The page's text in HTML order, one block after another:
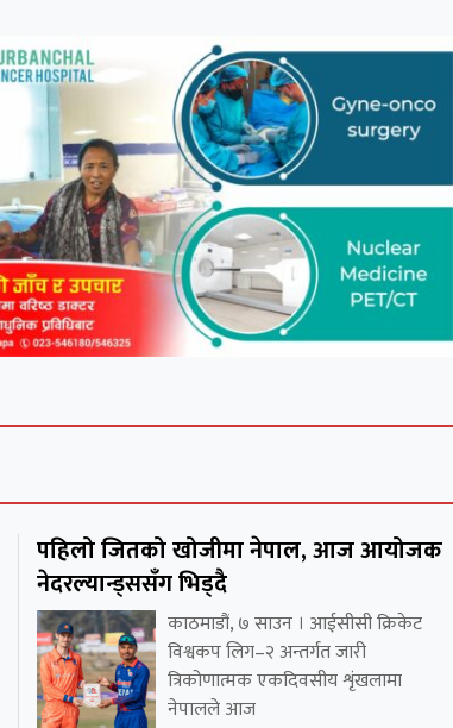
पहिलो जितको खोजीमा नेपाल, आज आयोजक
नेदरल्यान्ड्ससँग भिड्दै
काठमाडौं, ७ साउन । आईसीसी क्रिकेट
विश्वकप लिग–२ अन्तर्गत जारी
त्रिकोणात्मक एकदिवसीय शृंखलामा
नेपालले आज